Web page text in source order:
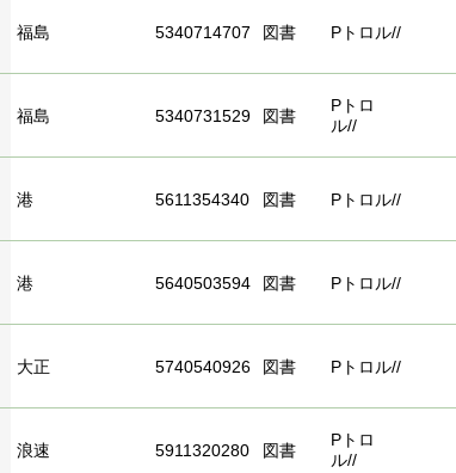
福島 5340714707 図書 Pトロル//
福島 5340731529 図書
Pトロ
ル//
港 5611354340 図書 Pトロル//
港 5640503594 図書 Pトロル//
大正 5740540926 図書 Pトロル//
浪速 5911320280 図書
Pトロ
ル//